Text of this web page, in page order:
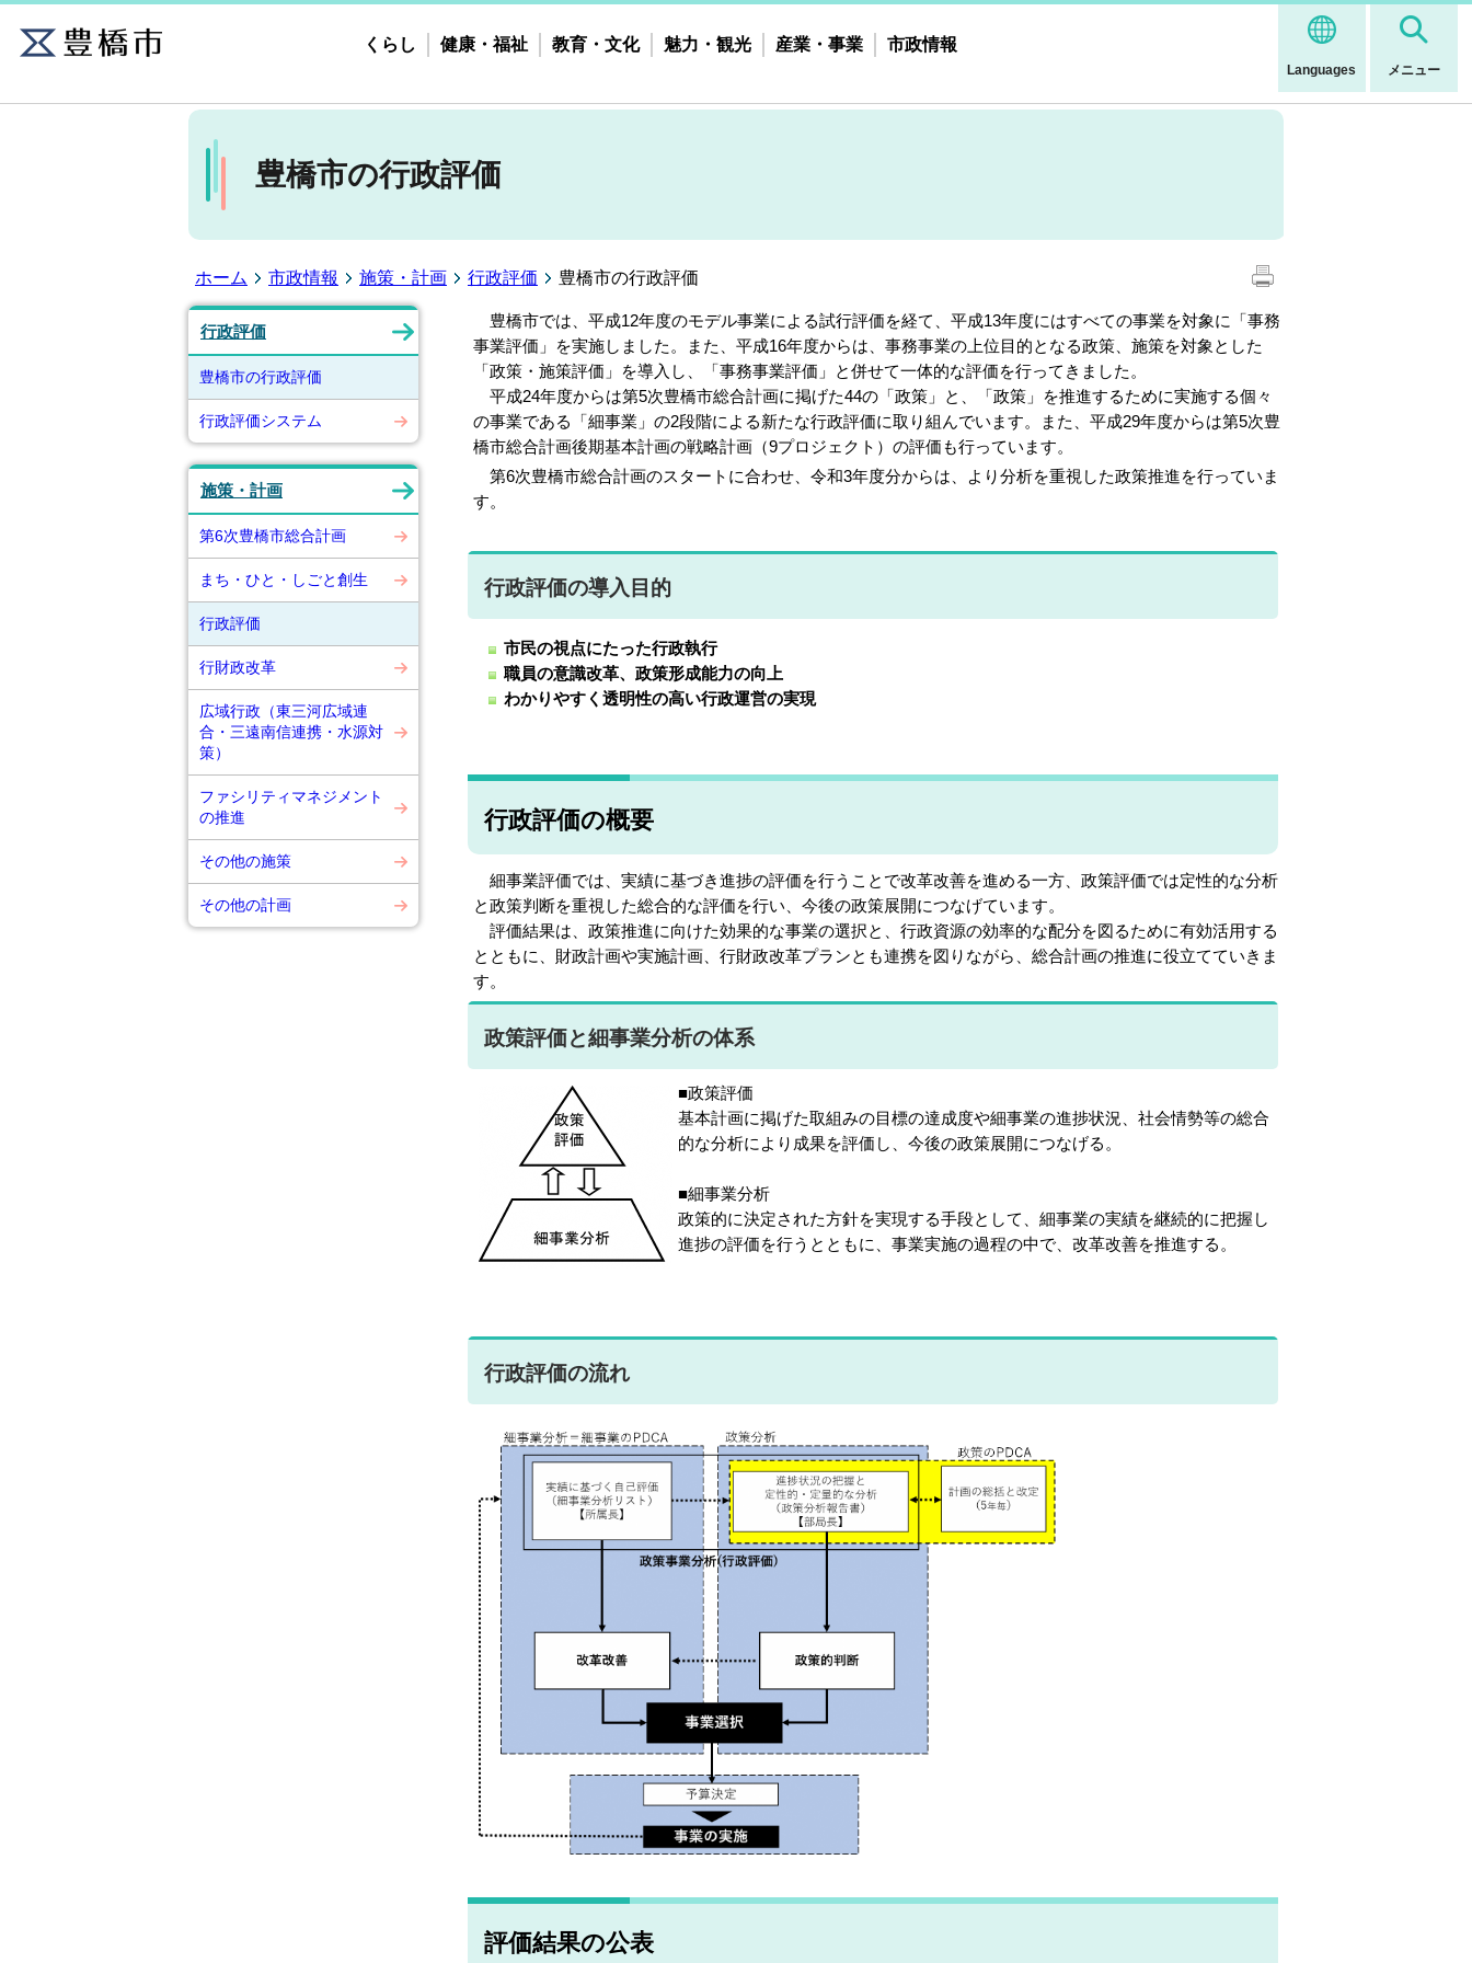
Languages メニュー
くらし 健康・福祉 教育・文化 魅力・観光 産業・事業 市政情報
豊橋市の行政評価
ホーム 市政情報 施策・計画 行政評価 豊橋市の行政評価
行政評価
豊橋市の行政評価
行政評価システム
施策・計画
第6次豊橋市総合計画
まち・ひと・しごと創生
行政評価
行財政改革
広域行政（東三河広域連
合・三遠南信連携・水源対
策）
ファシリティマネジメント
の推進
その他の施策
その他の計画
豊橋市では、平成12年度のモデル事業による試行評価を経て、平成13年度にはすべての事業を対象に「事務
事業評価」を実施しました。また、平成16年度からは、事務事業の上位目的となる政策、施策を対象とした
「政策・施策評価」を導入し、「事務事業評価」と併せて一体的な評価を行ってきました。
平成24年度からは第5次豊橋市総合計画に掲げた44の「政策」と、「政策」を推進するために実施する個々
の事業である「細事業」の2段階による新たな行政評価に取り組んでいます。また、平成29年度からは第5次豊
橋市総合計画後期基本計画の戦略計画（9プロジェクト）の評価も行っています。
第6次豊橋市総合計画のスタートに合わせ、令和3年度分からは、より分析を重視した政策推進を行っていま
す。
行政評価の導入目的
市民の視点にたった行政執行
職員の意識改革、政策形成能力の向上
わかりやすく透明性の高い行政運営の実現
行政評価の概要
細事業評価では、実績に基づき進捗の評価を行うことで改革改善を進める一方、政策評価では定性的な分析
と政策判断を重視した総合的な評価を行い、今後の政策展開につなげています。
評価結果は、政策推進に向けた効果的な事業の選択と、行政資源の効率的な配分を図るために有効活用する
とともに、財政計画や実施計画、行財政改革プランとも連携を図りながら、総合計画の推進に役立てていきま
す。
政策評価と細事業分析の体系
■政策評価
基本計画に掲げた取組みの目標の達成度や細事業の進捗状況、社会情勢等の総合
的な分析により成果を評価し、今後の政策展開につなげる。
■細事業分析
政策的に決定された方針を実現する手段として、細事業の実績を継続的に把握し
進捗の評価を行うとともに、事業実施の過程の中で、改革改善を推進する。
行政評価の流れ
評価結果の公表